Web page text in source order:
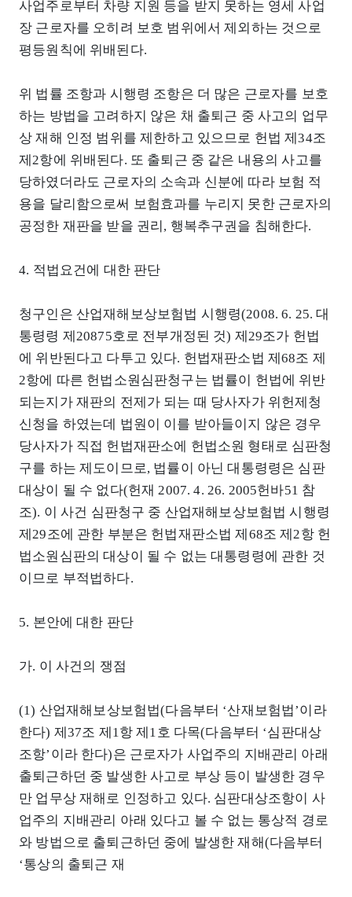
사업주로부터 차량 지원 등을 받지 못하는 영세 사업
장 근로자를 오히려 보호 범위에서 제외하는 것으로
평등원칙에 위배된다.
위 법률 조항과 시행령 조항은 더 많은 근로자를 보호
하는 방법을 고려하지 않은 채 출퇴근 중 사고의 업무
상 재해 인정 범위를 제한하고 있으므로 헌법 제34조
제2항에 위배된다. 또 출퇴근 중 같은 내용의 사고를
당하였더라도 근로자의 소속과 신분에 따라 보험 적
용을 달리함으로써 보험효과를 누리지 못한 근로자의
공정한 재판을 받을 권리, 행복추구권을 침해한다.
4. 적법요건에 대한 판단
청구인은 산업재해보상보험법 시행령(2008. 6. 25. 대
통령령 제20875호로 전부개정된 것) 제29조가 헌법
에 위반된다고 다투고 있다. 헌법재판소법 제68조 제
2항에 따른 헌법소원심판청구는 법률이 헌법에 위반
되는지가 재판의 전제가 되는 때 당사자가 위헌제청
신청을 하였는데 법원이 이를 받아들이지 않은 경우
당사자가 직접 헌법재판소에 헌법소원 형태로 심판청
구를 하는 제도이므로, 법률이 아닌 대통령령은 심판
대상이 될 수 없다(헌재 2007. 4. 26. 2005헌바51 참
조). 이 사건 심판청구 중 산업재해보상보험법 시행령
제29조에 관한 부분은 헌법재판소법 제68조 제2항 헌
법소원심판의 대상이 될 수 없는 대통령령에 관한 것
이므로 부적법하다.
5. 본안에 대한 판단
가. 이 사건의 쟁점
(1) 산업재해보상보험법(다음부터 ‘산재보험법’이라
한다) 제37조 제1항 제1호 다목(다음부터 ‘심판대상
조항’이라 한다)은 근로자가 사업주의 지배관리 아래
출퇴근하던 중 발생한 사고로 부상 등이 발생한 경우
만 업무상 재해로 인정하고 있다. 심판대상조항이 사
업주의 지배관리 아래 있다고 볼 수 없는 통상적 경로
와 방법으로 출퇴근하던 중에 발생한 재해(다음부터
‘통상의 출퇴근 재